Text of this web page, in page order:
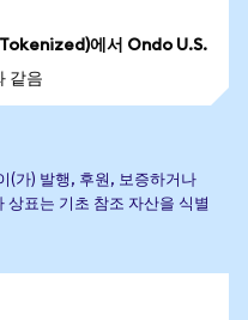
에서 Ondo U.S.
같음
가) 발행, 후원, 보증하거나
상표는 기초 참조 자산을 식별